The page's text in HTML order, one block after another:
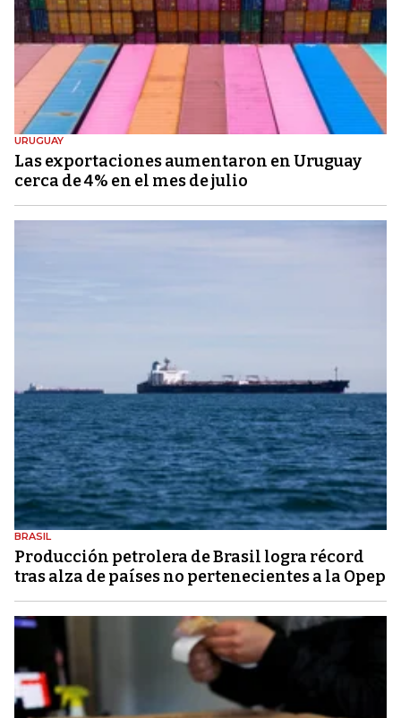
URUGUAY
Las exportaciones aumentaron en Uruguay
cerca de 4% en el mes de julio
BRASIL
Producción petrolera de Brasil logra récord
tras alza de países no pertenecientes a la Opep